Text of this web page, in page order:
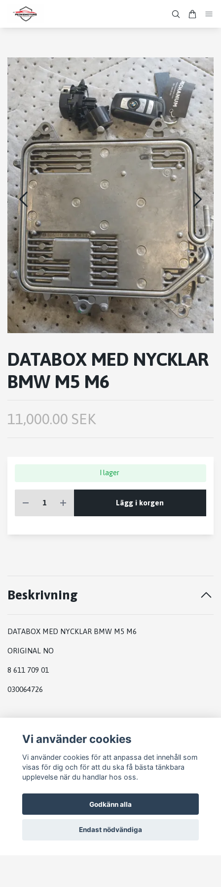
DATABOX MED NYCKLAR
BMW M5 M6
11,000.00 SEK
I lager
Lägg i korgen
Beskrivning
DATABOX MED NYCKLAR BMW M5 M6
ORIGINAL NO
8 611 709 01
030064726
Vi använder cookies
Vi använder cookies för att anpassa det innehåll som
visas för dig och för att du ska få bästa tänkbara
upplevelse när du handlar hos oss.
Godkänn alla
Endast nödvändiga